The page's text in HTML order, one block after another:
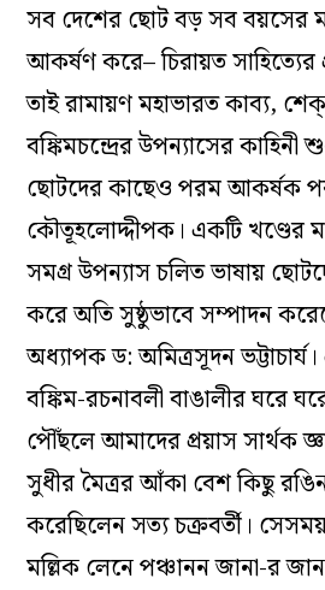
সব দেশের ছোট বড় সব বয়সের
আকর্ষণ করে– চিরায়ত সাহিত্যের
তাই রামায়ণ মহাভারত কাব্য,
বঙ্কিমচন্দ্রের উপন্যাসের
ছোটদের কাছেও পরম আকর্ষক
কৌতূহলোদ্দীপক। একটি খণ্ডের
সমগ্র উপন্যাস চলিত ভাষায়
করে অতি সুষ্ঠুভাবে সম্পাদন
অধ্যাপক ড: অমিত্রসূদন
বঙ্কিম-রচনাবলী বাঙালীর ঘরে
পৌঁছলে আমাদের প্রয়াস সার্থক
সুধীর মৈত্রর আঁকা বেশ কিছু
করেছিলেন সত্য চক্রবর্তী।
মল্লিক লেনে পঞ্চানন জানা-র জানা